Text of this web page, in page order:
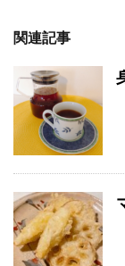
関連記事